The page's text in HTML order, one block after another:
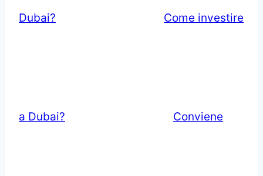
Dubai? Come investire
a Dubai? Conviene